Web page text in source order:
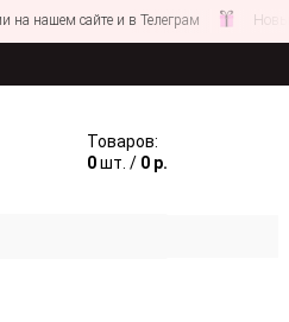
сайте и в Телеграм Новые
Товаров:
0шт. / 0 р.